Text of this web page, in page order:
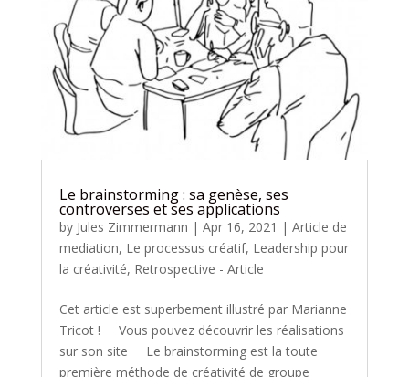
Le brainstorming : sa genèse, ses
controverses et ses applications
by Jules Zimmermann | Apr 16, 2021 | Article de
mediation, Le processus créatif, Leadership pour
la créativité, Retrospective - Article
Cet article est superbement illustré par Marianne
Tricot ! Vous pouvez découvrir les réalisations
sur son site Le brainstorming est la toute
première méthode de créativité de groupe